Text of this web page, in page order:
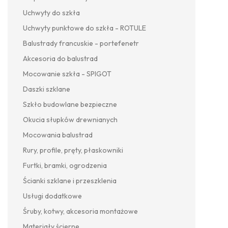
Uchwyty do szkła
Uchwyty punktowe do szkła - ROTULE
Balustrady francuskie - portefenetr
Akcesoria do balustrad
Mocowanie szkła - SPIGOT
Daszki szklane
Szkło budowlane bezpieczne
Okucia słupków drewnianych
Mocowania balustrad
Rury, profile, pręty, płaskowniki
Furtki, bramki, ogrodzenia
Ścianki szklane i przeszklenia
Usługi dodatkowe
Śruby, kotwy, akcesoria montażowe